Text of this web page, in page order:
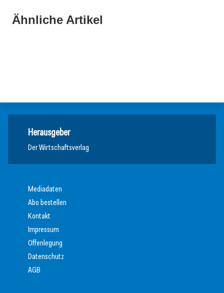
Ähnliche Artikel
13. Juli 2026
Was Handwerksbetriebe jetzt für ihre Online-Sichtbarkeit
Herausgeber
Der Wirtschaftsverlag
Mediadaten
Abo bestellen
Kontakt
Impressum
Offenlegung
Datenschutz
AGB